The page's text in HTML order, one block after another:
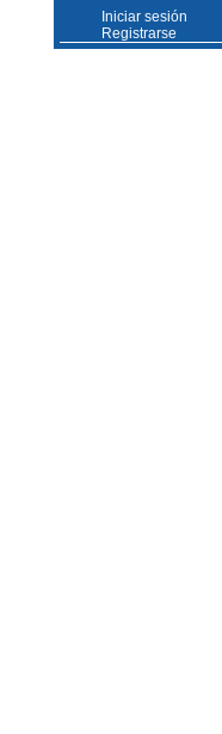
Iniciar sesión
Registrarse